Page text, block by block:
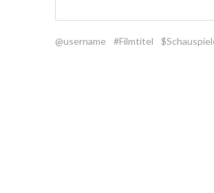
@username #Filmtitel